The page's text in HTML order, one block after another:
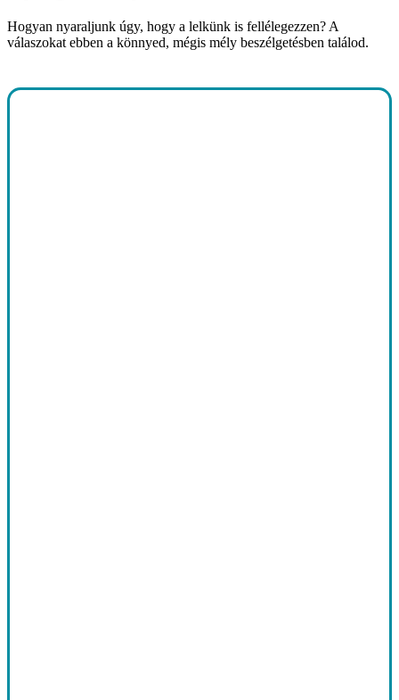
Hogyan nyaraljunk úgy, hogy a lelkünk is fellélegezzen? A
válaszokat ebben a könnyed, mégis mély beszélgetésben találod.